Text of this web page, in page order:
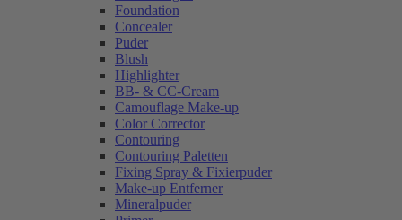
Foundation
Concealer
Puder
Blush
Highlighter
BB- & CC-Cream
Camouflage Make-up
Color Corrector
Contouring
Contouring Paletten
Fixing Spray & Fixierpuder
Make-up Entferner
Mineralpuder